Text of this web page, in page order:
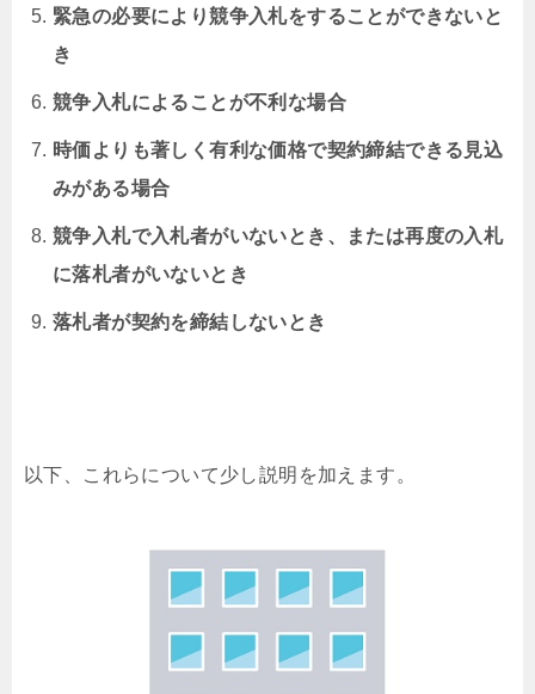
緊急の必要により競争入札をすることができないと
き
競争入札によることが不利な場合
時価よりも著しく有利な価格で契約締結できる見込
みがある場合
競争入札で入札者がいないとき、または再度の入札
に落札者がいないとき
落札者が契約を締結しないとき
以下、これらについて少し説明を加えます。